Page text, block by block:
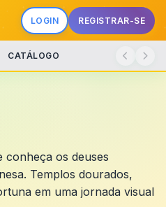
LOGIN REGISTRAR-SE
CATÁLOGO
conheça os deuses
Templos dourados,
em uma jornada visual